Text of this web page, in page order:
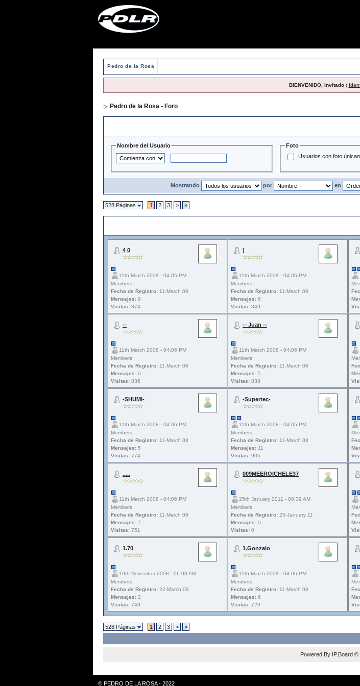
Pedro de la Rosa
BIENVENIDO, Invitado(
Pedro de la Rosa - Foro
Nombre del Usuario
Foto
Usuarios con foto
Mostrando por en
528 Páginas 1 2 3 > »
4 0
11th March 2008 - 04:05 PM
Members
Fecha de Registro: 11-March 08
Mensajes: 9
Visitas: 874
)
11th March 2008 - 04:06 PM
Members
Fecha de Registro: 11-March 08
Mensajes: 6
Visitas: 849
--
11th March 2008 - 04:06 PM
Members
Fecha de Registro: 11-March 08
Mensajes: 0
Visitas: 836
-- Juan --
11th March 2008 - 04:06 PM
Members
Fecha de Registro: 11-March 08
Mensajes: 5
Visitas: 838
-SHUMI-
11th March 2008 - 04:06 PM
Members
Fecha de Registro: 11-March 08
Mensajes: 5
Visitas: 774
-Supertec-
11th March 2008 - 04:05 PM
Members
Fecha de Registro: 11-March 08
Mensajes: 11
Visitas: 905
.....
11th March 2008 - 04:06 PM
Members
Fecha de Registro: 11-March 08
Mensajes: 7
Visitas: 751
009MEEROICHELE37
25th January 2011 - 08:39 AM
Members
Fecha de Registro: 25-January 11
Mensajes: 0
Visitas: 0
1.70
19th November 2008 - 06:00 AM
Members
Fecha de Registro: 22-March 08
Mensajes: 2
Visitas: 749
1.Gonzalo
11th March 2008 - 04:06 PM
Members
Fecha de Registro: 11-March 08
Mensajes: 6
Visitas: 729
528 Páginas 1 2 3 > »
Powered By IP.Board ©
© PEDRO DE LA ROSA - 2022